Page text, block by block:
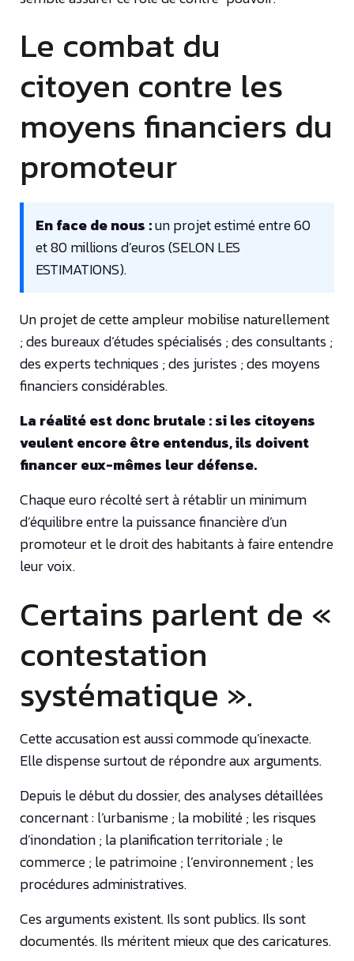
Le combat du
citoyen contre les
moyens financiers du
promoteur
En face de nous :un projet estimé entre 60
et 80 millions d’euros (SELON LES
ESTIMATIONS).
Un projet de cette ampleur mobilise naturellement
; des bureaux d’études spécialisés ; des consultants ;
des experts techniques ; des juristes ; des moyens
financiers considérables.
La réalité est donc brutale : si les citoyens
veulent encore être entendus, ils doivent
financer eux-mêmes leur défense.
Chaque euro récolté sert à rétablir un minimum
d’équilibre entre la puissance financière d’un
promoteur et le droit des habitants à faire entendre
leur voix.
Certains parlent de «
contestation
systématique ».
Cette accusation est aussi commode qu’inexacte.
Elle dispense surtout de répondre aux arguments.
Depuis le début du dossier, des analyses détaillées
concernant : l’urbanisme ; la mobilité ; les risques
d’inondation ; la planification territoriale ; le
commerce ; le patrimoine ; l’environnement ; les
procédures administratives.
Ces arguments existent. Ils sont publics. Ils sont
documentés. Ils méritent mieux que des caricatures.